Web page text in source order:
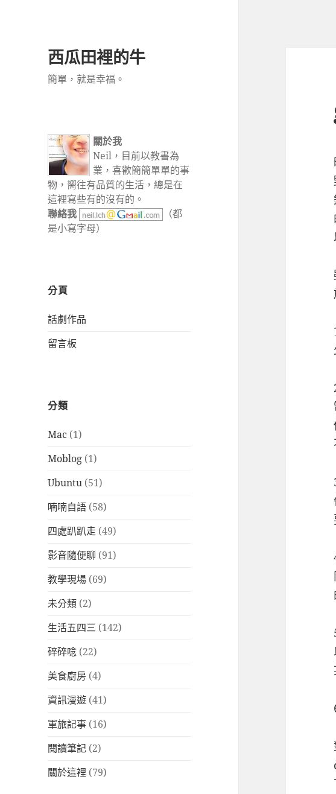
西瓜田裡的牛
簡單，就是幸福。
關於我
Neil，目前以教書為
業，喜歡簡簡單單的事
物，嚮往有品質的生活，總是在
這裡寫些有的沒有的。
聯絡我
（都
是小寫字母）
分頁
話劇作品
留言板
分類
Mac (1)
Moblog (1)
Ubuntu (51)
喃喃自語 (58)
四處趴趴走 (49)
影音隨便聊 (91)
教學現場 (69)
未分類 (2)
生活五四三 (142)
碎碎唸 (22)
美食廚房 (4)
資訊漫遊 (41)
軍旅記事 (16)
閱讀筆記 (2)
關於這裡 (79)